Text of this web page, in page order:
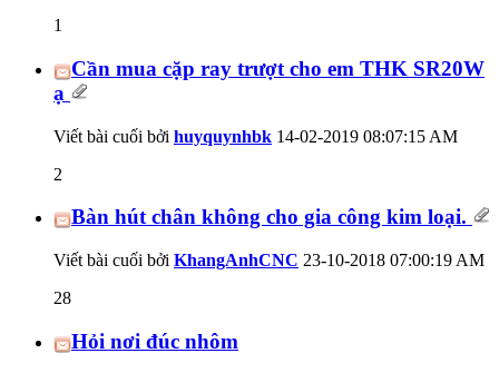
1
Cần mua cặp ray trượt cho em THK SR20W
ạ
Viết bài cuối bởi huyquynhbk 14-02-2019 08:07:15 AM
2
Bàn hút chân không cho gia công kim loại.
Viết bài cuối bởi KhangAnhCNC 23-10-2018 07:00:19 AM
28
Hỏi nơi đúc nhôm